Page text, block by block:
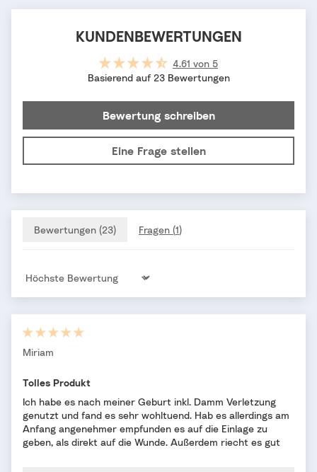
KUNDENBEWERTUNGEN
4.61 von 5
Basierend auf 23 Bewertungen
Bewertung schreiben
Eine Frage stellen
Bewertungen (23) Fragen (1)
Sort by
Miriam
Tolles Produkt
Ich habe es nach meiner Geburt inkl. Damm Verletzung
genutzt und fand es sehr wohltuend. Hab es allerdings am
Anfang angenehmer empfunden es auf die Einlage zu
geben, als direkt auf die Wunde. Außerdem riecht es gut